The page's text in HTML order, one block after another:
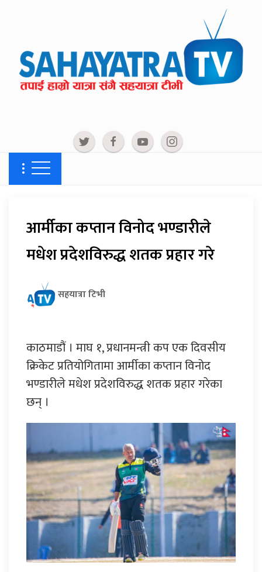
आर्मीका कप्तान विनोद भण्डारीले
मधेश प्रदेशविरुद्ध शतक प्रहार गरे
सहयात्रा टिभी
काठमाडौं । माघ १, प्रधानमन्त्री कप एक दिवसीय
क्रिकेट प्रतियोगितामा आर्मीका कप्तान विनोद
भण्डारीले मधेश प्रदेशविरुद्ध शतक प्रहार गरेका
छन् ।